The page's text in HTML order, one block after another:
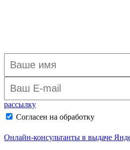
рассылку
Согласен на обработку
Онлайн-консультанты в выдаче